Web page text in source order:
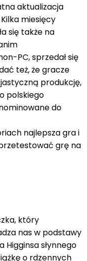
aktualizacja
miesięcy
się także na
PC, sprzedał się
też, że gracze
produkcję,
polskiego
do
najlepsza gra i
grę na
który
nas w podstawy
słynnego
o rdzennych